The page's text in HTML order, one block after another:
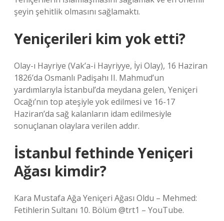
şeyin şehitlik olmasını sağlamaktı.
Yeniçerileri kim yok etti?
Olay-ı Hayriye (Vak’a-i Hayriyye, İyi Olay), 16 Haziran
1826’da Osmanlı Padişahı II. Mahmud’un
yardımlarıyla İstanbul’da meydana gelen, Yeniçeri
Ocağı’nın top ateşiyle yok edilmesi ve 16-17
Haziran’da sağ kalanların idam edilmesiyle
sonuçlanan olaylara verilen addır.
İstanbul fethinde Yeniçeri
Ağası kimdir?
Kara Mustafa Ağa Yeniçeri Ağası Oldu – Mehmed:
Fetihlerin Sultanı 10. Bölüm @trt1 – YouTube.